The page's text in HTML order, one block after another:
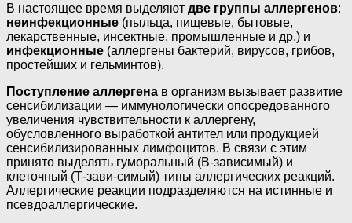
В настоящее время выделяют две группы аллергенов:
неинфекционные (пыльца, пищевые, бытовые,
лекарственные, инсектные, промышленные и др.) и
инфекционные (аллергены бактерий, вирусов, грибов,
простейших и гельминтов).
Поступление аллергена в организм вызывает развитие
сенсибилизации — иммунологически опосредованного
увеличения чувствительности к аллергену,
обусловленного выработкой антител или продукцией
сенсибилизированных лимфоцитов. В связи с этим
принято выделять гуморальный (В-зависимый) и
клеточный (Т-зави-симый) типы аллергических реакций.
Аллергические реакции подразделяются на истинные и
псевдоаллергические.